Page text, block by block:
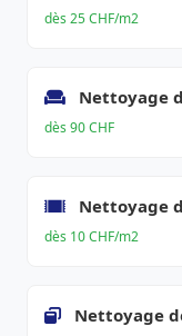
dès 25 CHF/m2
Nettoyage
dès 90 CHF
Nettoyage
dès 10 CHF/m2
Nettoyage